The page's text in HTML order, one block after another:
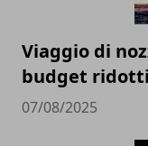
Viaggio di
budget ridotti
07/08/2025